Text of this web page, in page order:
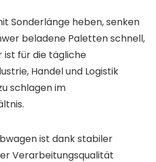
Sonderlänge heben, senken
beladene Paletten schnell,
ist für die tägliche
Handel und Logistik
schlagen im
ist dank stabiler
Verarbeitungsqualität